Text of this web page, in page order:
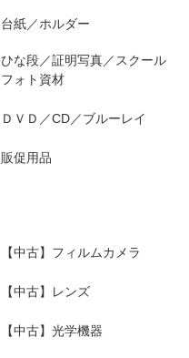
台紙／ホルダー
ひな段／証明写真／スクール
フォト資材
ＤＶＤ／CD／ブルーレイ
販促用品
【中古】フィルムカメラ
【中古】レンズ
【中古】光学機器